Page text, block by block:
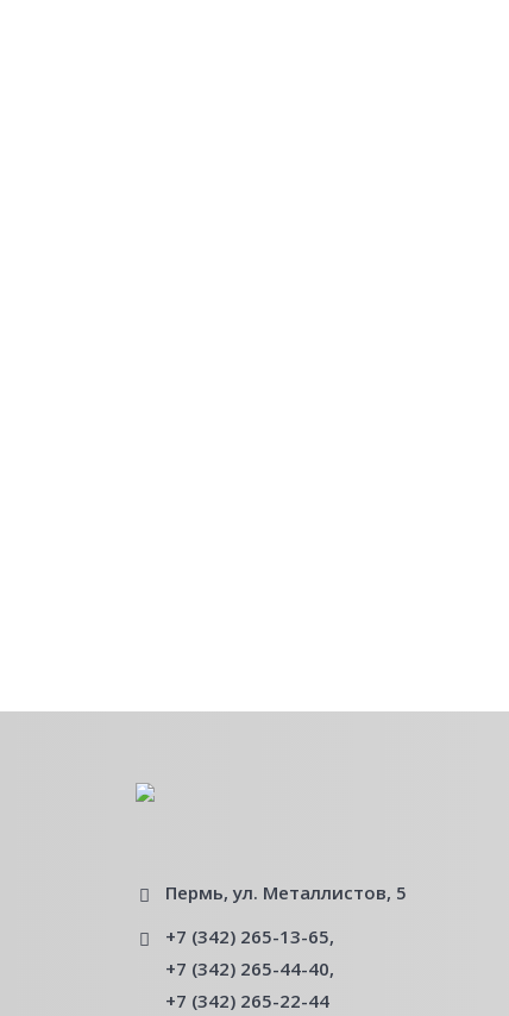
Пермь, ул. Металлистов, 5
+7 (342) 265-13-65,
+7 (342) 265-44-40,
+7 (342) 265-22-44